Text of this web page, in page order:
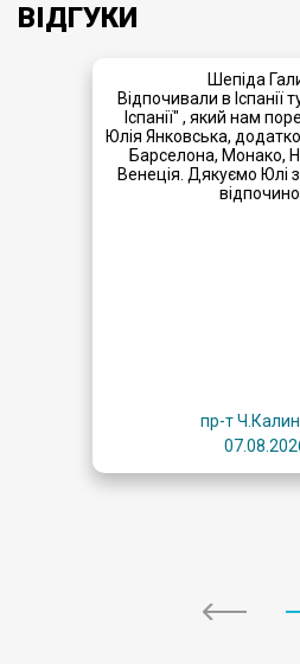
ВІДГУКИ
Шепіда
Відпочивали в Іспанії
Іспанії" , який нам
Юлія Янковська,
Барселона, Монако,
Венеція. Дякуємо Юлі
пр-т
Щиро
за
етапах